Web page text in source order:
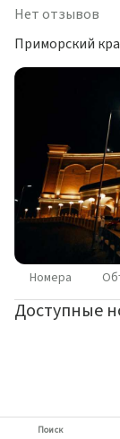
Нет отзывов
Номера
Доступные
Поиск